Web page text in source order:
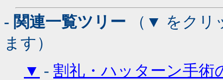
- 関連一覧ツリー （▼ をクリ
ます）
▼ - 割礼・ハッターン手術